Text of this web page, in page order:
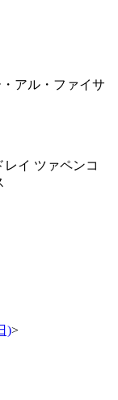
アル・ファイサ
イ ツァペンコ
)>